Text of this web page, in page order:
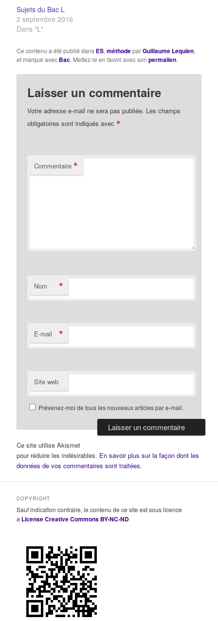
Sujets du Bac L
2 septembre 2016
Dans "L"
Ce contenu a été publié dans ES,méthodeparGuillaume Lequien,
et marqué avec Bac. Mettez-le en favori avec sonpermalien.
Laisser un commentaire
Votre adresse e-mail ne sera pas publiée. Les champs
obligatoires sont indiqués avec*
Commentaire *
Nom *
E-mail *
Site web
Prévenez-moi de tous les nouveaux articles par e-mail.
Ce site utilise Akismet
pour réduire les indésirables. En savoir plus sur la façon dont les
données de vos commentaires sont traitées.
COPYRIGHT
Sauf indication contraire, le contenu de ce site est sous licence
a License Creative Commons BY-NC-ND